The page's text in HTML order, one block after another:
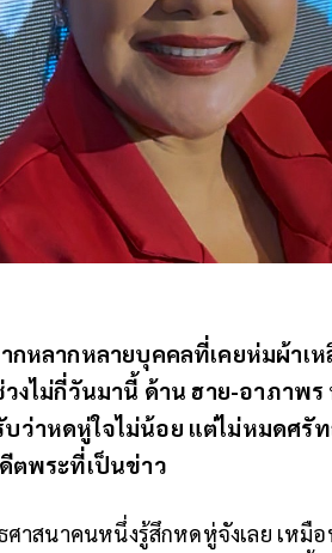
กหลากหลายบุคคลที่เคยห่มผ้าเ
งไม่กี่วันมานี้ ด้าน ฮาย-อาภาพ
ว่าหดหู่ใจไม่น้อย แต่ไม่หมดศรั
ตพระที่เป็นข่าว
าสนาคนหนึ่งรู้สึกหดหู่จังเลย เหมื